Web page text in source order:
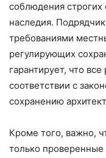
соблюдения строгих
наследия.
требованиями
регулирующих
гарантирует, что
соответствии с
сохранению
Кроме того, важно,
только